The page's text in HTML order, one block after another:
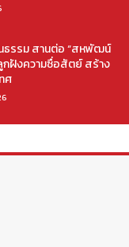
ธรรม สานต่อ “สหพัฒน์
กฝังความซื่อสัตย์ สร้าง
ศ